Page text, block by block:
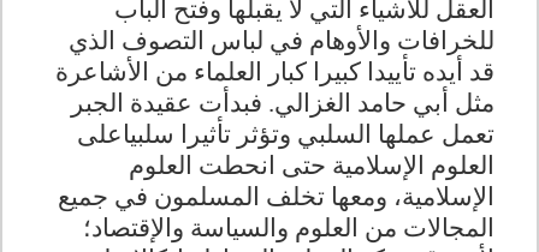
العقل للأشياء التي لا يقبلها وفتح الباب
للخرافات والأوهام في لباس التصوف الذي
قد أيده تأييدا كبيرا كبار العلماء من الأشاعرة
مثل أبي حامد الغزالي. فبدأت عقيدة الجبر
تعمل عملها السلبي وتؤثر تأثيرا سلبياعلى
العلوم الإسلامية حتى انحطت العلوم
الإسلامية، ومعها تخلف المسلمون في جميع
المجالات من العلوم والسياسة والإقتصاد؛